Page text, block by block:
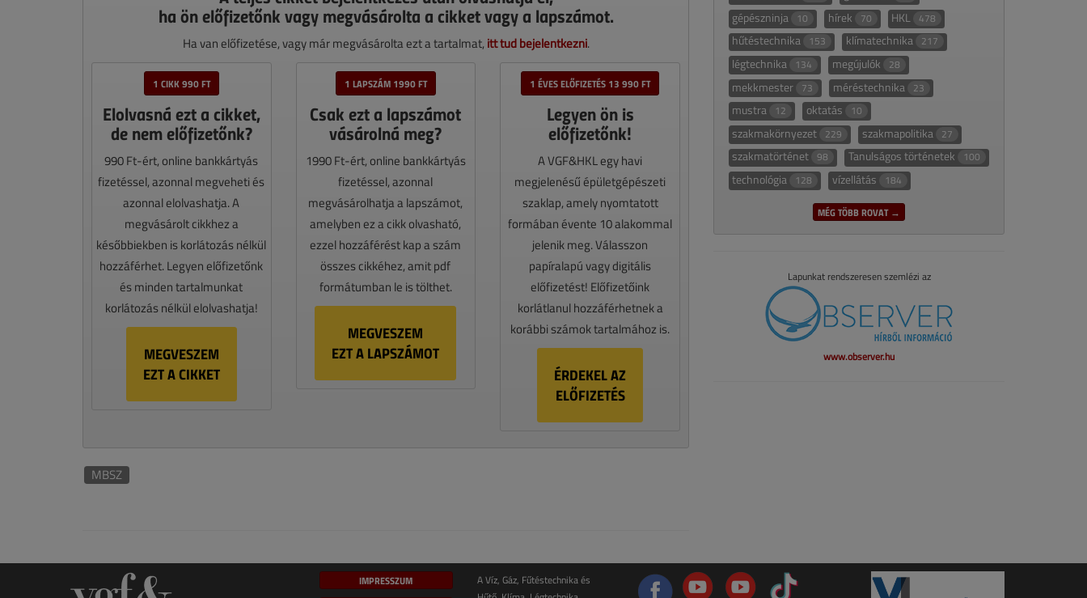
ha ön előfizetőnk vagy megvásárolta a cikket vagy a lapszámot.
Ha van előfizetése, vagy már megvásárolta ezt a tartalmat, itt tud bejelentkezni.
1 CIKK 990 FT
Elolvasná ezt a cikket,
de nem előfizetőnk?
990 Ft-ért, online bankkártyás
fizetéssel, azonnal megveheti és
azonnal elolvashatja. A
megvásárolt cikkhez a
későbbiekben is korlátozás nélkül
hozzáférhet. Legyen előfizetőnk
és minden tartalmunkat
korlátozás nélkül elolvashatja!
MEGVESZEM
EZT A CIKKET
1 LAPSZÁM 1990 FT
Csak ezt a lapszámot
vásárolná meg?
1990 Ft-ért, online bankkártyás
fizetéssel, azonnal
megvásárolhatja a lapszámot,
amelyben ez a cikk olvasható,
ezzel hozzáférést kap a szám
összes cikkéhez, amit pdf
formátumban le is tölthet.
MEGVESZEM
EZT A LAPSZÁMOT
1 ÉVES ELŐFIZETÉS 13 990 FT
Legyen ön is
előfizetőnk!
A VGF&HKL egy havi
megjelenésű épületgépészeti
szaklap, amely nyomtatott
formában évente 10 alakommal
jelenik meg. Válasszon
papíralapú vagy digitális
előfizetést! Előfizetőink
korlátlanul hozzáférhetnek a
korábbi számok tartalmához is.
ÉRDEKEL AZ
ELŐFIZETÉS
MBSZ
gépészninja 10 hírek 70 HKL 478
hűtéstechnika 153 klímatechnika 217
légtechnika 134 megújulók 28
mekkmester 73 méréstechnika 23
mustra 12 oktatás 10
szakmakörnyezet 229 szakmapolitika 27
szakmatörténet 98 Tanulságos történetek 100
technológia 128 vízellátás 184
MÉG TÖBB ROVAT →
Lapunkat rendszeresen szemlézi az
www.observer.hu
IMPRESSZUM
A Víz, Gáz, Fűtéstechnika és